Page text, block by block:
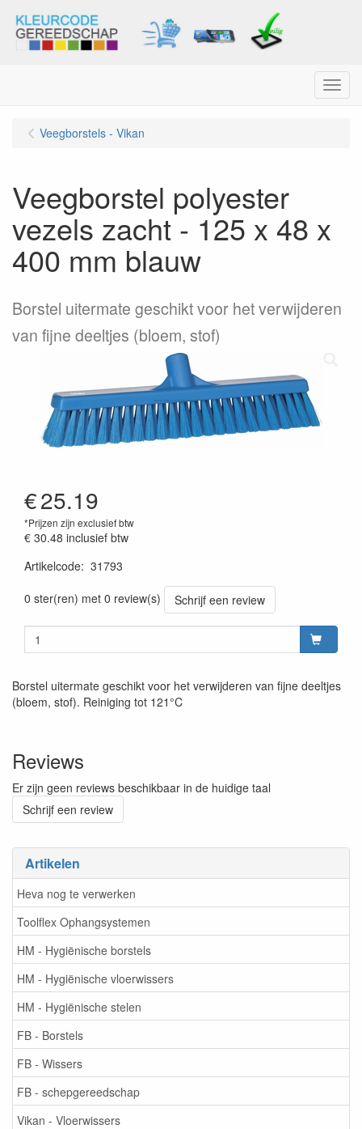
Menu
Artikelen
Heva nog te verwerken
Toolflex Ophangsystemen
HM - Hygiënische borstels
HM - Hygiënische vloerwissers
HM - Hygiënische stelen
FB - Borstels
FB - Wissers
FB - schepgereedschap
Vikan - Vloerwissers
Veegborstels - Vikan
Veegborstel polyester
vezels zacht - 125 x 48 x
400 mm blauw
Borstel uitermate geschikt voor het verwijderen
van fijne deeltjes (bloem, stof)
€25.19
*Prijzen zijn exclusief btw
€ 30.48 inclusief btw
Artikelcode: 31793
0 ster(ren) met 0 review(s)
Schrijf een review
Borstel uitermate geschikt voor het verwijderen van fijne deeltjes
(bloem, stof). Reiniging tot 121°C
Reviews
Er zijn geen reviews beschikbaar in de huidige taal
Schrijf een review